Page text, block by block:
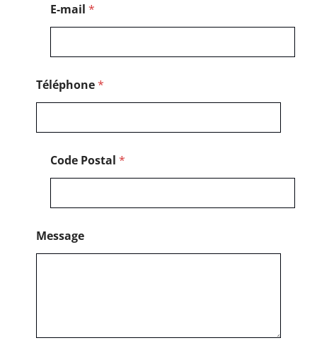
o
e
E-mail *
Téléphone*
Code Postal *
Message